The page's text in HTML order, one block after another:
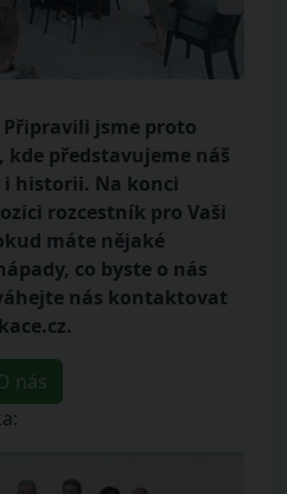
Připravili jsme proto
, kde představujeme náš
historii. Na konci
rozcestník pro Vaši
máte nějaké
co byste o nás
nás kontaktovat
nás